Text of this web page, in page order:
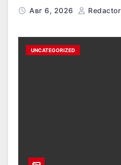
Авг 6, 2026 Redactor
UNCATEGORIZED